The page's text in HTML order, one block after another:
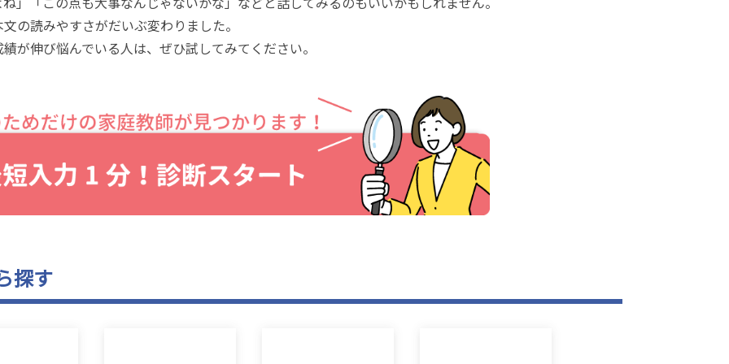
の読みやすさがだいぶ変わりました。
が伸び悩んでいる人は、ぜひ試してみてください。
探す